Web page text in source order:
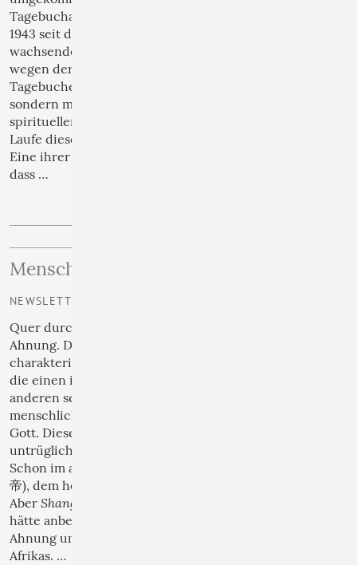
Tagebuchaufzeichnungen aus den Jahren 1941 und
1943 seit den 60er Jahren eine unaufhaltsam
wachsende Aufmerksamkeit auf sich. Nicht nur
wegen der formalen Ähnlichkeit zu den
Tagebucheintragungen ihrer Landsfrau Anne Frank,
sondern mehr noch wegen ihrer besonderen
spirituellen und religiösen Entwicklung, die sie im
Laufe dieser furchtbaren Jahre durchgemacht hat.
Eine ihrer zentralen Erfahrungen ist die Beobachtung,
dass …
Menschwerdung
NEWSLETTER | 03
Quer durch Kulturen und Epochen zieht sich eine
Ahnung. Das leise Gespür für Gott. Es tritt in zwei
charakteristisch verschiedenen Spielarten auf. Für
die einen ist Gott unzugänglich weit entfernt. Für die
anderen sehr präsent, aber mit allzu oft allzu
menschlichen Zügen. Zunächst zu dem entfernten
Gott. Dieser Eindruck ist geprägt von der
untrüglichen Erfahrung unüberbrückbarer Distanz.
Schon im alten China sprach man vom
帝), dem höchsten Gott und Schöpfer der Universums.
Aber Shang-Di
hätte anbeten oder anflehen können. Eine ähnliche
Ahnung umspielte die Bantu-sprachigen Völker
Afrikas. …